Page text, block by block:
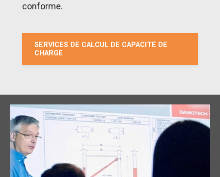
conforme.
SERVICES DE CALCUL DE CAPACITÉ DE
CHARGE